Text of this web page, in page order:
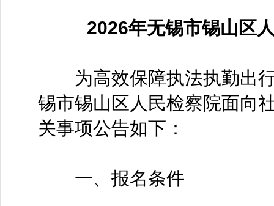
2026年无锡市锡山区
为高效保障执法执勤出行
锡市锡山区人民检察院面向
关事项公告如下：
一、报名条件